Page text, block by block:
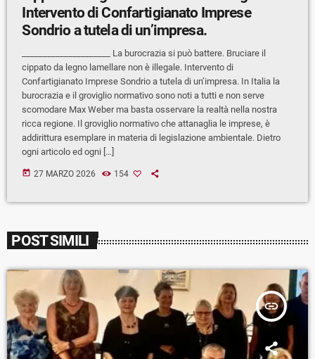
Intervento di Confartigianato Imprese
Sondrio a tutela di un’impresa.
_____________________ La burocrazia si può battere. Bruciare il
cippato da legno lamellare non è illegale. Intervento di
Confartigianato Imprese Sondrio a tutela di un’impresa. In Italia la
burocrazia e il groviglio normativo sono noti a tutti e non serve
scomodare Max Weber ma basta osservare la realtà nella nostra
ricca regione. Il groviglio normativo che attanaglia le imprese, è
addirittura esemplare in materia di legislazione ambientale. Dietro
ogni articolo ed ogni […]
today 27 MARZO 2026 154
POST SIMILI
insert_link